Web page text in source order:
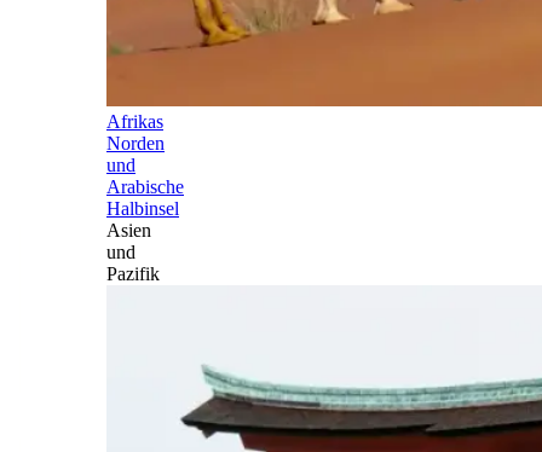
Afrikas
Norden
und
Arabische
Halbinsel
Asien
und
Pazifik